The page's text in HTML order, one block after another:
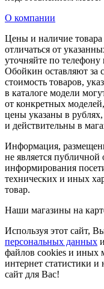
О компании
Цены и наличие
отличаться от
уточняйте по телефону
Обойкин оставляют за
стоимость товаров,
в каталоге модели
от конкретных
цены указаны в
и действительны в
Информация,
не является публичной
информирования
технических и иных
товар.
Наши магазины на
Используя этот сайт,
персональных данных
файлов cookies и иных
интернет статистики
сайт для Вас!